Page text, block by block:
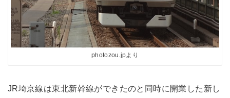
photozou.jpより
JR埼京線は東北新幹線ができたのと同時に開業した新し